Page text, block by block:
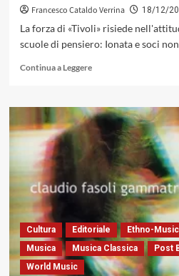
/1979)
Francesco Cataldo Verrina 18/12/
La forza di «Tivoli» risiede
scuole di pensiero: Ionata e soci
Continua a LeggereLeggi
su
Max
Ionata
Special
Edition
«Tivoli»:
dialogo
filigranato
fra
due
scuole
Cultura Editoriale Ethno-Music
Musica
Musica Classica Post
World Music